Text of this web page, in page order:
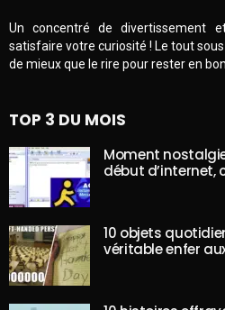
Un concentré de divertissement
satisfaire votre curiosité ! Le tout
de mieux que le rire pour rester en
TOP 3 DU MOIS
Moment
début d’internet,
10 objets
véritable enfer